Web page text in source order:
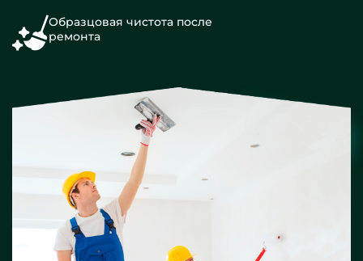
Образцовая чистота после
ремонта